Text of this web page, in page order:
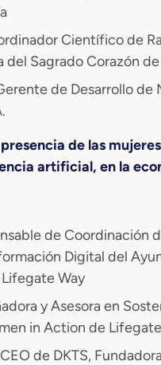
Científico de
del Sagrado Corazón
de Desarrollo
de las
artificial, en la
de Coordinación
Digital del
Way
y Asesora en
in Action de
de DKTS,